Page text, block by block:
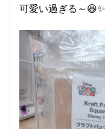
可愛い過ぎる～😆✨